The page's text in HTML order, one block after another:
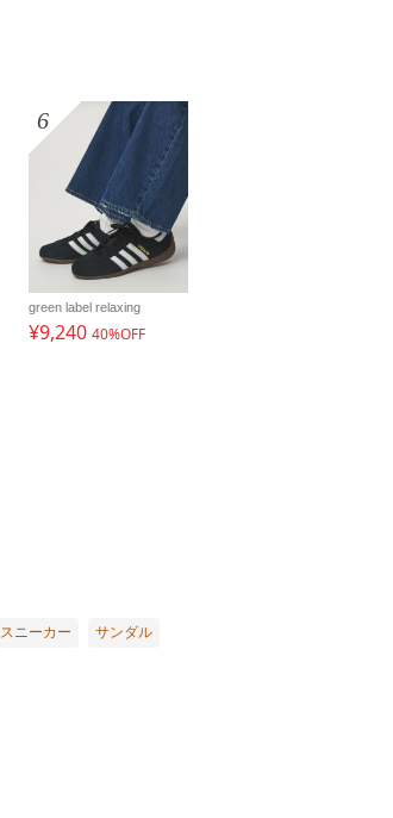
6
green label relaxing
¥9,240 40%OFF
スニーカー サンダル